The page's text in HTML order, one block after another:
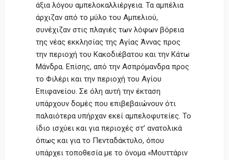
άξια λόγου αμπελοκαλλιέργεια. Τα αμπέλια
άρχιζαν από το μύλο του Αμπελιού,
συνέχιζαν στις πλαγιές των λόφων βόρεια
της νέας εκκλησίας της Αγίας Άννας προς
την περιοχή του Κακοδιέβατου και την Κάτω
Μάνδρα. Επίσης, από την Ασπρόμανδρα προς
το Φιλέρι και την περιοχή του Αγίου
Επιφανείου. Σε όλη αυτή την έκταση
υπάρχουν δομές που επιβεβαιώνουν ότι
παλαιότερα υπήρχαν εκεί αμπελοφυτείες. Το
ίδιο ισχύει και για περιοχές στ’ ανατολικά
όπως και για το Πενταδάκτυλο, όπου
υπάρχει τοποθεσία με το όνομα «Μουττάριν